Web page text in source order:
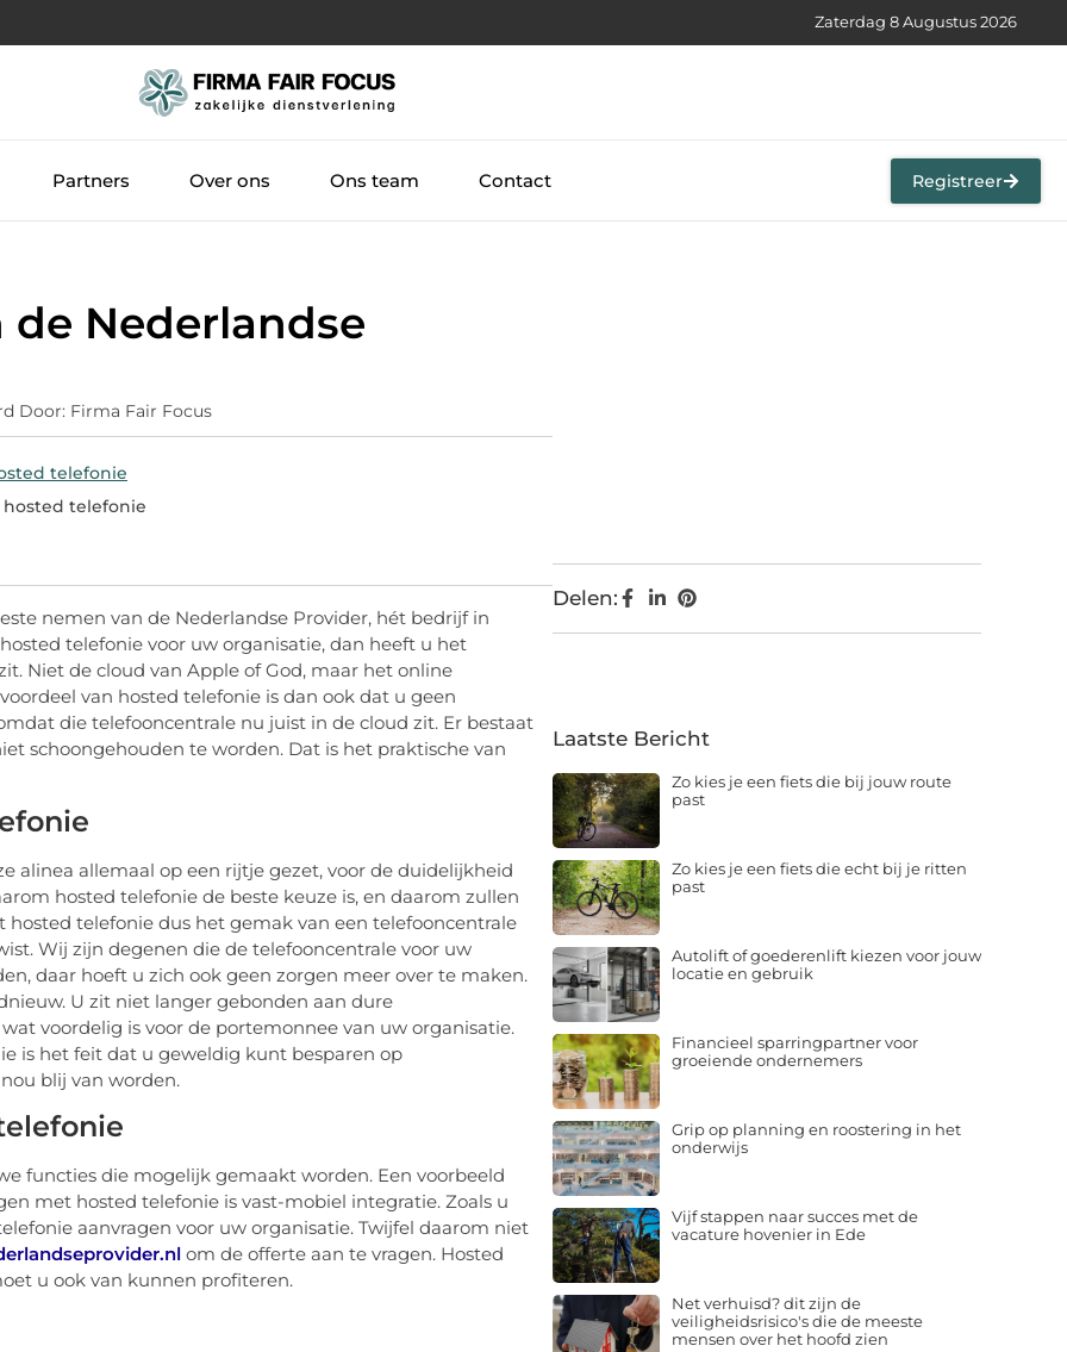
Zaterdag 8 Augustus 2026
Partners Over ons Ons team Contact Registreer
Nederlandse
Door: Firma Fair Focus
telefonie
telefonie
nemen van de Nederlandse Provider, hét bedrijf in
telefonie voor uw organisatie, dan heeft u het
Niet de cloud van Apple of God, maar het online
van hosted telefonie is dan ook dat u geen
die telefooncentrale nu juist in de cloud zit. Er bestaat
schoongehouden te worden. Dat is het praktische van
alinea allemaal op een rijtje gezet, voor de duidelijkheid
hosted telefonie de beste keuze is, en daarom zullen
telefonie dus het gemak van een telefooncentrale
Wij zijn degenen die de telefooncentrale voor uw
daar hoeft u zich ook geen zorgen meer over te maken.
U zit niet langer gebonden aan dure
voordelig is voor de portemonnee van uw organisatie.
is het feit dat u geweldig kunt besparen op
blij van worden.
functies die mogelijk gemaakt worden. Een voorbeeld
met hosted telefonie is vast-mobiel integratie. Zoals u
aanvragen voor uw organisatie. Twijfel daarom niet
om de offerte aan te vragen. Hosted
u ook van kunnen profiteren.
Delen:
Laatste Bericht
Zo kies je een fiets die bij jouw route
past
Zo kies je een fiets die echt bij je ritten
past
Autolift of goederenlift kiezen voor jouw
locatie en gebruik
Financieel sparringpartner voor
groeiende ondernemers
Grip op planning en roostering in het
onderwijs
Vijf stappen naar succes met de
vacature hovenier in Ede
Net verhuisd? dit zijn de
veiligheidsrisico's die de meeste
mensen over het hoofd zien